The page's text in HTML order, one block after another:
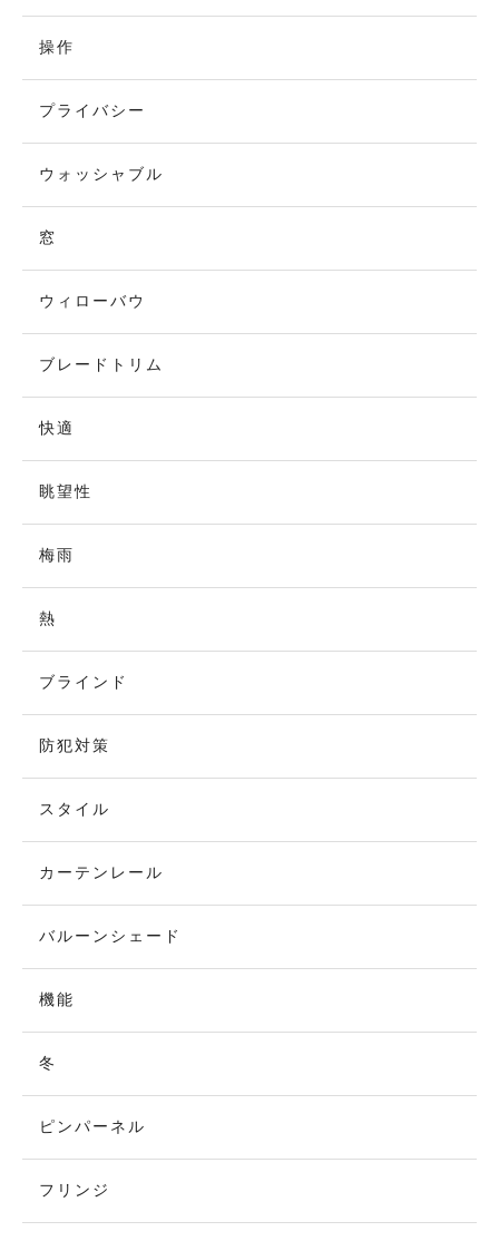
操作
プライバシー
ウォッシャブル
窓
ウィローバウ
ブレードトリム
快適
眺望性
梅雨
熱
ブラインド
防犯対策
スタイル
カーテンレール
バルーンシェード
機能
冬
ピンパーネル
フリンジ